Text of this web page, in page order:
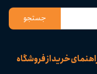
خرید از فروشگاه
جستجو